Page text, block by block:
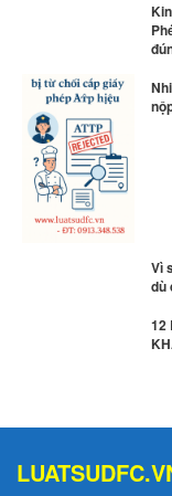
Vì
dù
12